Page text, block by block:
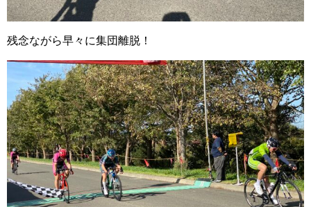
残念ながら早々に集団離脱！